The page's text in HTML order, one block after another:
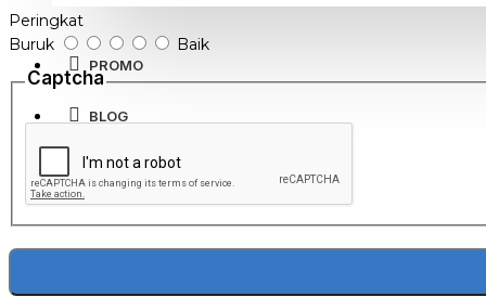
PROMO
BLOG
Peringkat
Buruk
Baik
Captcha